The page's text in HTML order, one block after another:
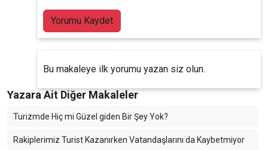
Yorumu Kaydet
Bu makaleye ilk yorumu yazan siz olun.
Yazara Ait Diğer Makaleler
Turizmde Hiç mi Güzel giden Bir Şey Yok?
Rakiplerimiz Turist Kazanırken Vatandaşlarını da Kaybetmiyor